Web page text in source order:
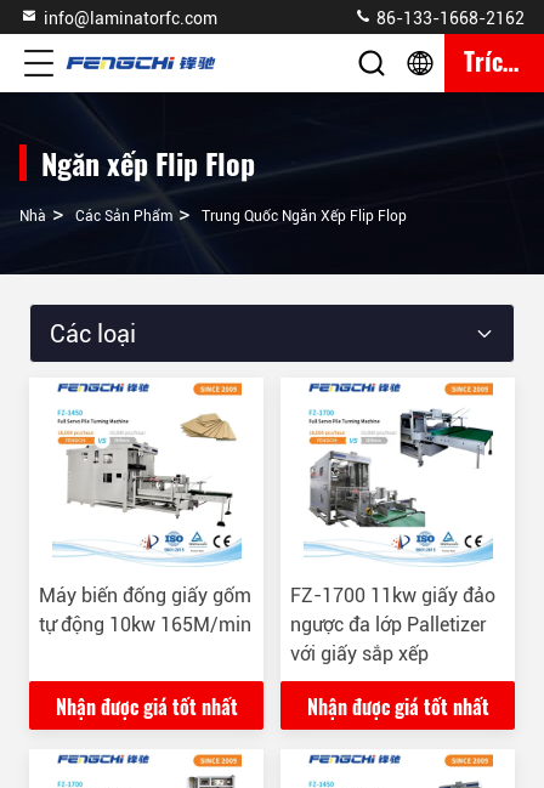
info@laminatorfc.com 86-133-1668-2162
Trích Dẫn
Ngăn xếp Flip Flop
Nhà > Các Sản Phẩm > Trung Quốc Ngăn Xếp Flip Flop
Các loại
Máy biến đống giấy gốm
tự động 10kw 165M/min
Nhận được giá tốt nhất
FZ-1700 11kw giấy đảo
ngược đa lớp Palletizer
với giấy sắp xếp
Nhận được giá tốt nhất